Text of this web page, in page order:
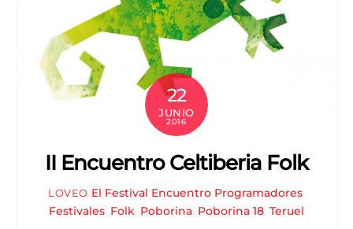
22
JUNIO
2016
II Encuentro Celtiberia Folk
LOVEO El Festival Encuentro Programadores
Festivales Folk Poborina Poborina 18 Teruel